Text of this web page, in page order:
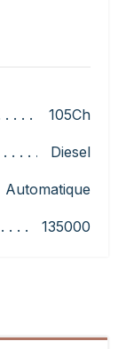
105Ch
Diesel
Automatique
135000